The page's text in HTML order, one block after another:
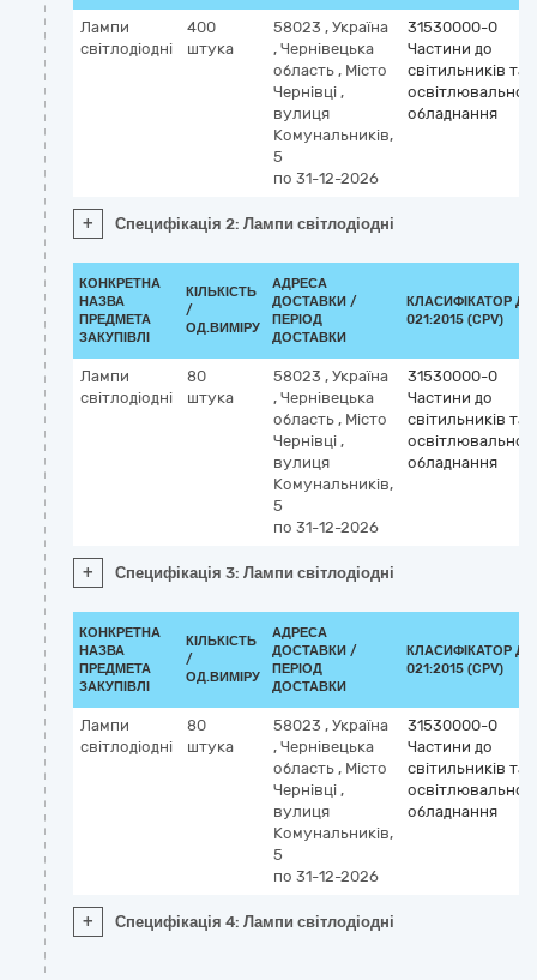
Лампи
світлодіодні
400
штука
58023 , Україна
, Чернівецька
область , Місто
Чернівці ,
вулиця
Комунальників,
5
по 31-12-2026
31530000-0
Частини до
світильників та
обладнання
+ Специфікація 2: Лампи світлодіодні
КОНКРЕТНА
НАЗВА
ПРЕДМЕТА
ЗАКУПІВЛІ
КІЛЬКІСТЬ
/
ОД.ВИМІРУ
АДРЕСА
ДОСТАВКИ /
ПЕРІОД
ДОСТАВКИ
КЛАСИФІКАТОР ДК
021:2015 (CPV)
Лампи
світлодіодні
80
штука
58023 , Україна
, Чернівецька
область , Місто
Чернівці ,
вулиця
Комунальників,
5
по 31-12-2026
31530000-0
Частини до
світильників та
обладнання
+ Специфікація 3: Лампи світлодіодні
КОНКРЕТНА
НАЗВА
ПРЕДМЕТА
ЗАКУПІВЛІ
КІЛЬКІСТЬ
/
ОД.ВИМІРУ
АДРЕСА
ДОСТАВКИ /
ПЕРІОД
ДОСТАВКИ
КЛАСИФІКАТОР ДК
021:2015 (CPV)
Лампи
світлодіодні
80
штука
58023 , Україна
, Чернівецька
область , Місто
Чернівці ,
вулиця
Комунальників,
5
по 31-12-2026
31530000-0
Частини до
світильників та
обладнання
+ Специфікація 4: Лампи світлодіодні